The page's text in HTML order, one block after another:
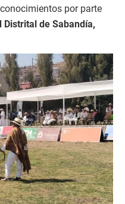
por parte
de Sabandía,